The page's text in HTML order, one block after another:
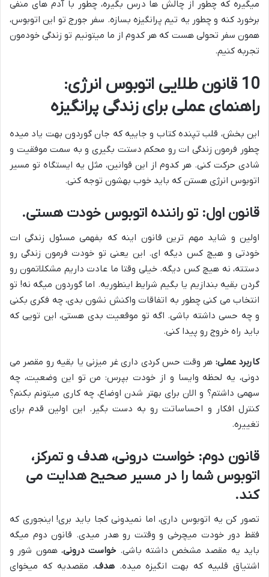
میگیره که چطور از چالش ها درس بگیره، چطور با آدم های منفی
برخورد کنه و چطور یه تیم پرانگیزه بسازه. سفر جورج تو این اتوبوس،
همون سفر تحولی هست که هر کدوم از ما میتونیم تو زندگی خودمون
تجربه کنیم.
10 قانون طلایی اتوبوس انرژی:
راهنمای عملی برای زندگی پرانگیزه
این بخش، قلب تپنده کتاب و جاییه که جان گوردون بهت یاد میده
چطور فرمون زندگی ات رو محکم دستت بگیری و به سمت موفقیت و
شادی حرکت کنی. هر کدوم از این قوانین، مثل یه ایستگاه تو مسیر
اتوبوس انرژی هستن که باید خوب بهشون توجه کنی.
قانون اول: تو راننده اتوبوس خودت هستی.
اولین و شاید مهم ترین قانون اینه که بفهمی مسئول زندگی ات
خودتی و هیچ کس دیگه ای. این یعنی تو خودت فرمون زندگی رو
دستته، نه هیچ کس دیگه. خیلی وقتا ما عادت داریم مشکلاتمون رو
گردن بقیه بندازیم یا بگیم شرایط اینطوریه. اما گوردون میگه نه! تو
انتخاب می کنی چطور به اتفاقات واکنش نشون بدی، چه فکری بکنی
و چه حسی داشته باشی. اگه تو موقعیت بدی هستی، این تویی که
باید راه خروج رو پیدا کنی.
کاربرد عملی: هر وقت حس کردی داری غر میزنی یا بقیه رو مقصر می
دونی، یه لحظه وایسا و از خودت بپرس: من تو این وضعیت، چه
سهمی داشتم؟ و الان برای بهتر شدن اوضاع، چه کاری میتونم بکنم؟
کنترل افکار و احساساتت رو به دست بگیر. این اولین قدم برای
تغییره.
قانون دوم: خواست درونی، هدف و تمرکز،
اتوبوس شما را در مسیر صحیح هدایت می
کند.
تصور کن یه اتوبوس داری، اما نمیدونی کجا باید بری! اینجوری که
فقط دور خودت میچرخی و وقتت رو هدر میدی. قانون دوم میگه
باید یه مقصد مشخص داشته باشی. خواست درونی، همون شور و
اشتیاق قلبیه که بهت انگیزه میده.هدف، مقصدیه که میخوای